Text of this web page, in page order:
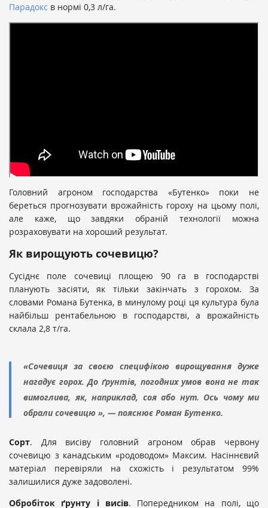
Парадокс в нормі 0,3 л/га.
Головний агроном господарства «Бутенко» поки не
береться прогнозувати врожайність гороху на цьому полі,
але каже, що завдяки обраній технології можна
розраховувати на хороший результат.
Як вирощують сочевицю?
Сусіднє поле сочевиці площею 90 га в господарстві
планують засіяти, як тільки закінчать з горохом. За
словами Романа Бутенка, в минулому році ця культура була
найбільш рентабельною в господарстві, а врожайність
склала 2,8 т/га.
«Сочевиця за своєю специфікою вирощування дуже
нагадує горох. До ґрунтів, погодних умов вона не так
вимоглива, як, наприклад, соя або нут. Ось чому ми
обрали сочевицю », — пояснює Роман Бутенко.
Сорт. Для висіву головний агроном обрав червону
сочевицю з канадським «родоводом» Максим. Насіннєвий
матеріал перевіряли на схожість і результатом 99%
залишилися дуже задоволені.
Обробіток ґрунту і висів. Попередником на полі, що